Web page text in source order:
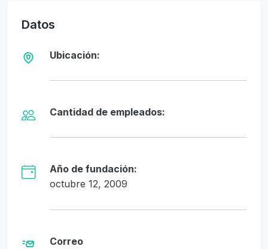
Datos
Ubicación:
Cantidad de empleados:
Año de fundación:
octubre 12, 2009
Correo